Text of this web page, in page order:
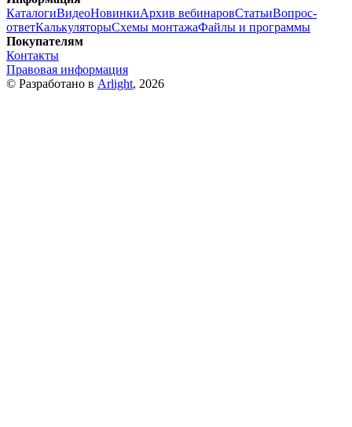
КаталогиВидеоНовинкиАрхив вебинаровСтатьиВопрос-
ответКалькуляторыСхемы монтажаФайлы и программы
Покупателям
Контакты
Правовая информация
© Разработано в Arlight, 2026